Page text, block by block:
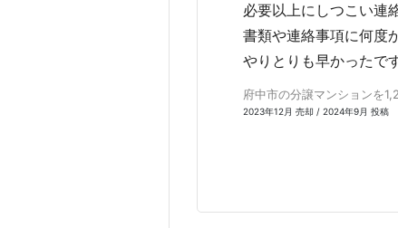
必要以上にしつこい連
書類や連絡事項に何度
やりとりも早かったです
府中市の分譲マンションを
2023年12月 売却 / 2024年9月 投稿